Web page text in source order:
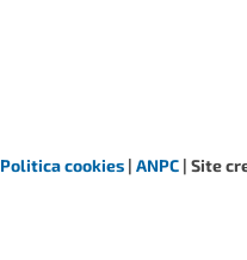
Politica cookies | ANPC | Site